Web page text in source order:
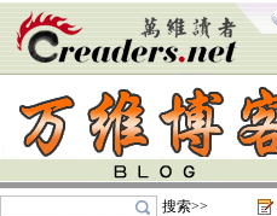
搜索>>